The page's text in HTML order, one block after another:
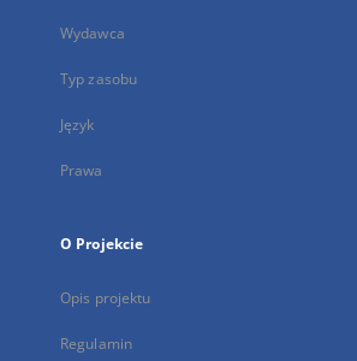
Wydawca
Typ zasobu
Język
Prawa
O Projekcie
Opis projektu
Regulamin